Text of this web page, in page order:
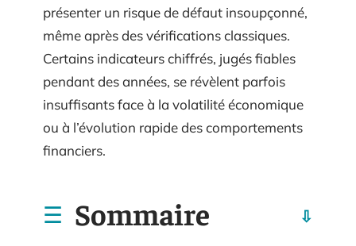
présenter un risque de défaut insoupçonné,
même après des vérifications classiques.
Certains indicateurs chiffrés, jugés fiables
pendant des années, se révèlent parfois
insuffisants face à la volatilité économique
ou à l’évolution rapide des comportements
financiers.
Sommaire